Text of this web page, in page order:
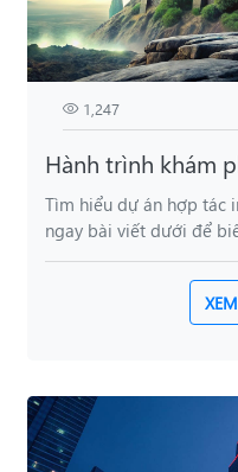
1,247
Hành trình khám
Tìm hiểu dự án hợp tác
ngay bài viết dưới để